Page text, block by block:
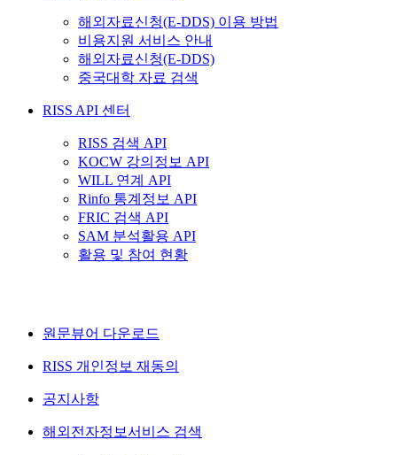
해외자료신청(E-DDS) 이용 방법
비용지원 서비스 안내
해외자료신청(E-DDS)
중국대학 자료 검색
RISS API 센터
RISS 검색 API
KOCW 강의정보 API
WILL 연계 API
Rinfo 통계정보 API
FRIC 검색 API
SAM 분석활용 API
활용 및 참여 현황
원문뷰어 다운로드
RISS 개인정보 재동의
공지사항
해외전자정보서비스 검색